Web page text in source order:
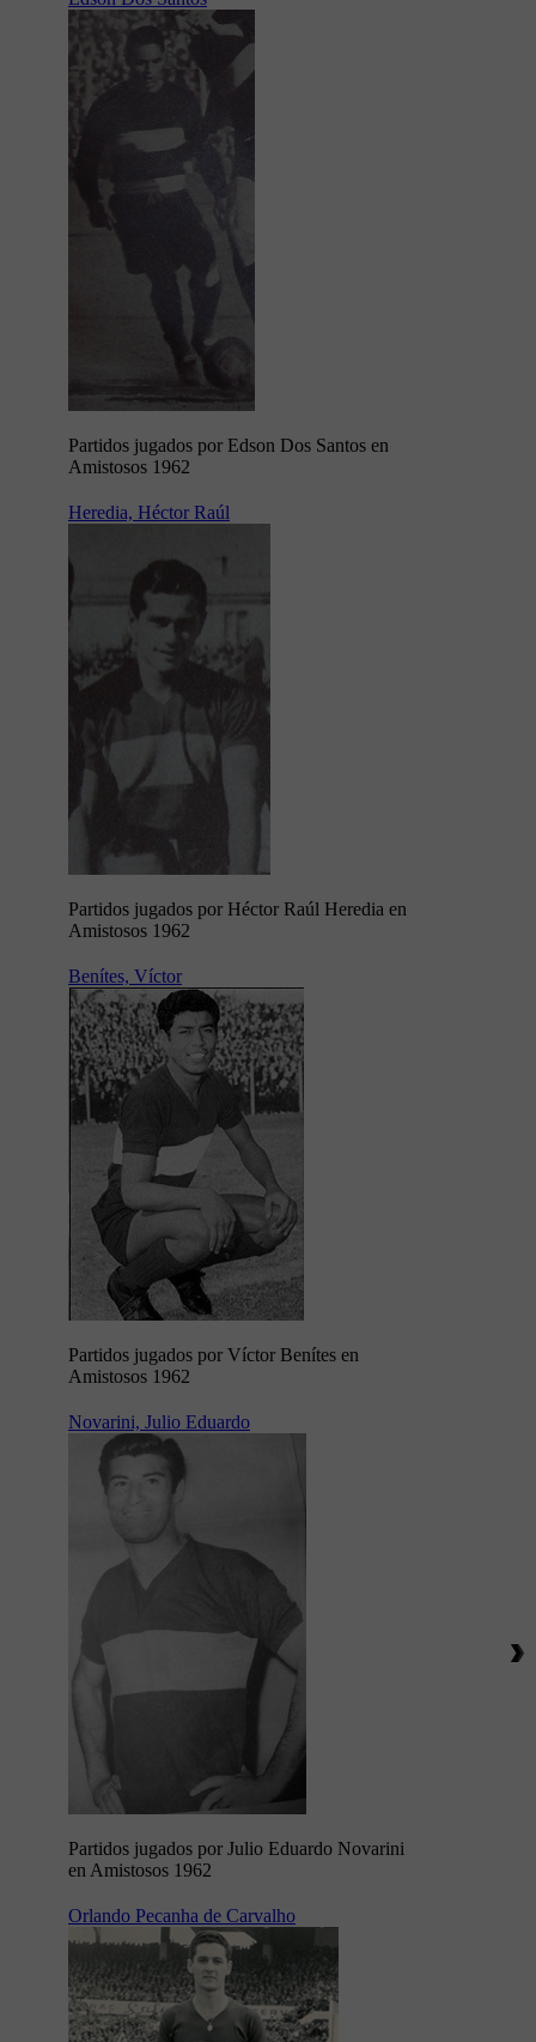
Partidos jugados por Edson Dos Santos en
Amistosos 1962
Heredia, Héctor Raúl
Partidos jugados por Héctor Raúl Heredia en
Amistosos 1962
Benítes, Víctor
Partidos jugados por Víctor Benítes en
Amistosos 1962
Novarini, Julio Eduardo
Partidos jugados por Julio Eduardo Novarini
en Amistosos 1962
Orlando Pecanha de Carvalho